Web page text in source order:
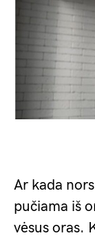
Ar kada
pučiama iš
vėsus oras.